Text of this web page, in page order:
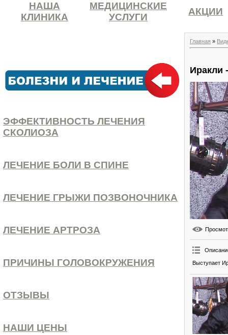
НАША
КЛИНИКА
МЕДИЦИНСКИЕ
УСЛУГИ
АКЦИИ
ЭФФЕКТИВНОСТЬ ЛЕЧЕНИЯ
СКОЛИОЗА
ЛЕЧЕНИЕ БОЛИ В СПИНЕ
ЛЕЧЕНИЕ ГРЫЖИ ПОЗВОНОЧНИКА
ЛЕЧЕНИЕ АРТРОЗА
ПРИЧИНЫ ГОЛОВОКРУЖЕНИЯ
ОТЗЫВЫ
НАШИ ЦЕНЫ
Главная »
Иракли
Выступает